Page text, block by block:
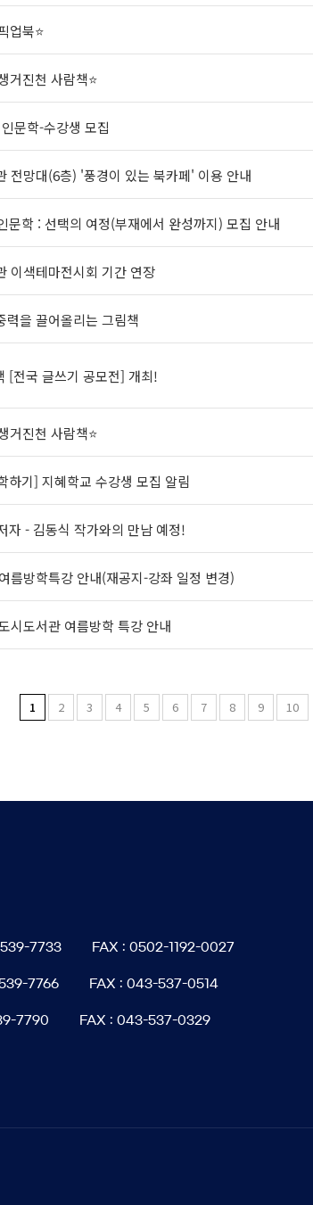
업북⭐
거진천 사람책⭐
문학-수강생 모집
전망대(6층) '풍경이 있는 북카페' 이용 안내
문학 : 선택의 여정(부재에서 완성까지) 모집 안내
이색테마전시회 기간 연장
력을 끌어올리는 그림책
[전국 글쓰기 공모전] 개최!
거진천 사람책⭐
하기] 지혜학교 수강생 모집 알림
자 - 김동식 작가와의 만남 예정!
름방학특강 안내(재공지-강좌 일정 변경)
시도서관 여름방학 특강 안내
1 2 3 4 5 6 7 8 9 10
7733 FAX : 0502-1192-0027
7766 FAX : 043-537-0514
7790 FAX : 043-537-0329